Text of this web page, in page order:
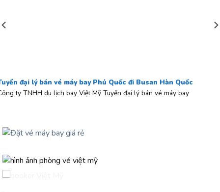
đại lý bán vé máy bay Phú Quốc đi Busan Hàn Quốc
ty TNHH du lịch bay Việt Mỹ Tuyển đại lý bán vé máy bay